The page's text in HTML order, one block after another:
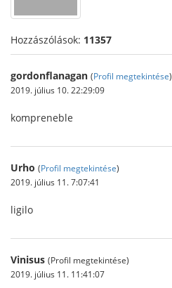
Hozzászólások: 11357
gordonflanagan (Profil megtekintése)
2019. július 10. 22:29:09
kompreneble
Urho (Profil megtekintése)
2019. július 11. 7:07:41
ligilo
Vinisus (Profil megtekintése)
2019. július 11. 11:41:07